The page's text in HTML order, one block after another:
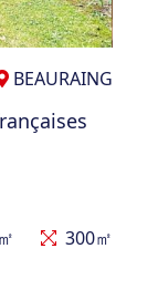
BEAURAING
300㎡